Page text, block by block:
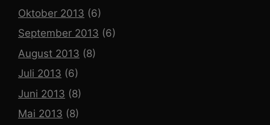
Oktober 2013 (6)
September 2013 (6)
August 2013 (8)
Juli 2013 (6)
Juni 2013 (8)
Mai 2013 (8)